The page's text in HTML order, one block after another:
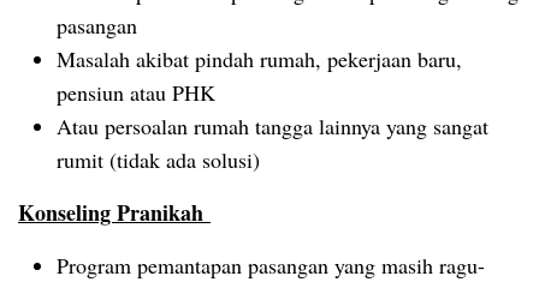
pasangan
Masalah akibat pindah rumah, pekerjaan baru,
pensiun atau PHK
Atau persoalan rumah tangga lainnya yang sangat
rumit (tidak ada solusi)
Konseling Pranikah
Program pemantapan pasangan yang masih ragu-